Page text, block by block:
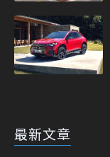
最新文章